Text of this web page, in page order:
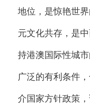
地位，是惊艳世
元文化共存，是
持港澳国际性城
广泛的有利条件
介国家方针政策